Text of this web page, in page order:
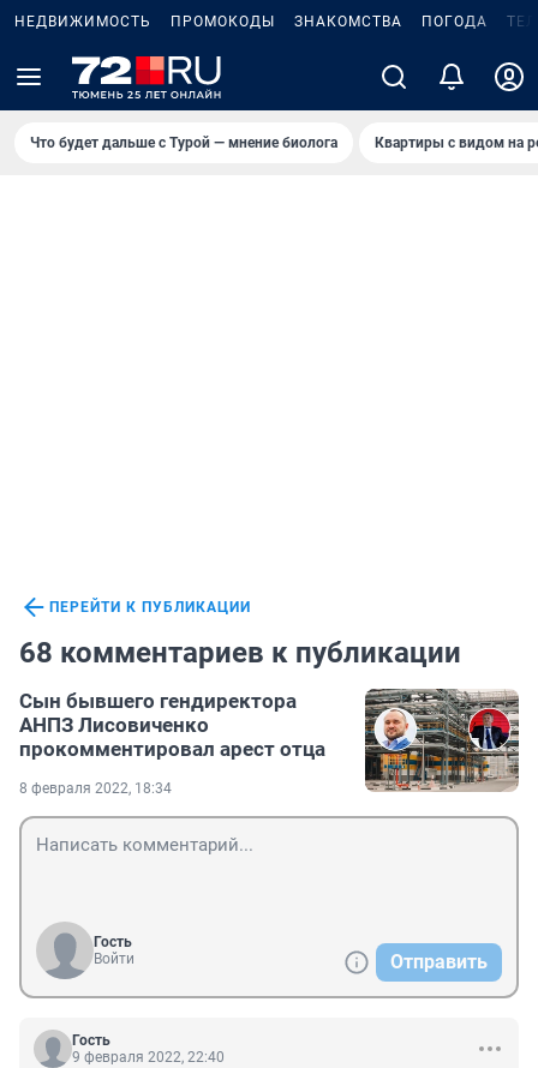
НЕДВИЖИМОСТЬ ПРОМОКОДЫ ЗНАКОМСТВА ПОГОДА
Что будет дальше с Турой — мнение биолога Квартиры с видом на
ПЕРЕЙТИ К ПУБЛИКАЦИИ
68 комментариев к публикации
Сын бывшего гендиректора
АНПЗ Лисовиченко
прокомментировал арест отца
8 февраля 2022, 18:34
Гость
Войти
Отправить
Гость
9 февраля 2022, 22:40